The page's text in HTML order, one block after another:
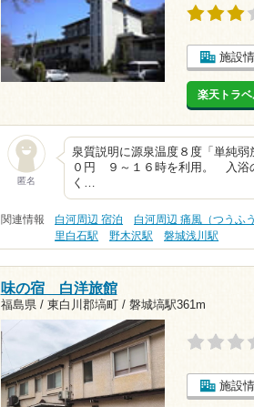
施設
楽天トラ
匿名
泉質説明に源泉温度８度「単純
０円 ９～１６時を利用。 入浴
く…
関連情報 白河周辺 宿泊 白河周辺 痛風（つうふう
里白石駅
野木沢駅 磐城浅川駅
味の宿 白洋旅館
福島県 / 東白川郡塙町 / 磐城塙駅361m
施設